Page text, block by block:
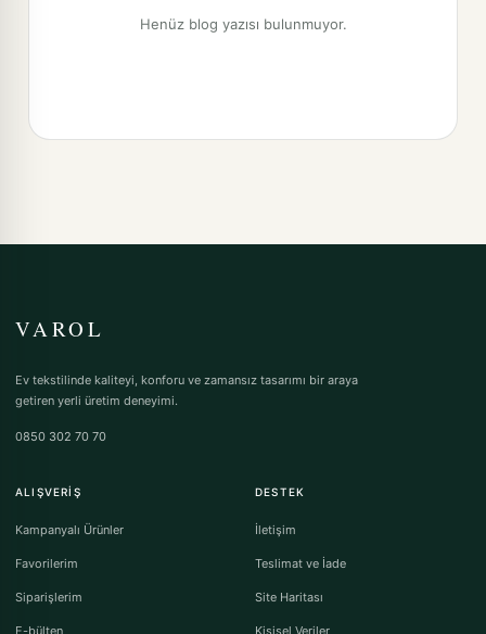
Henüz blog yazısı bulunmuyor.
VAROL
Ev tekstilinde kaliteyi, konforu ve zamansız tasarımı bir araya
getiren yerli üretim deneyimi.
0850 302 70 70
ALIŞVERIŞ
Kampanyalı Ürünler
Favorilerim
Siparişlerim
E-bülten
DESTEK
İletişim
Teslimat ve İade
Site Haritası
Kişisel Veriler